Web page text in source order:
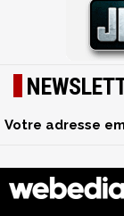
Votre adresse